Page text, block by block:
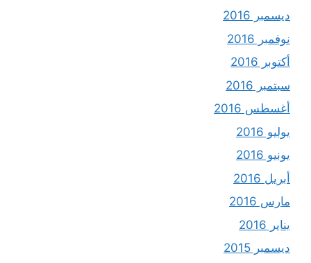
ديسمبر 2016
نوفمبر 2016
أكتوبر 2016
سبتمبر 2016
أغسطس 2016
يوليو 2016
يونيو 2016
أبريل 2016
مارس 2016
يناير 2016
ديسمبر 2015